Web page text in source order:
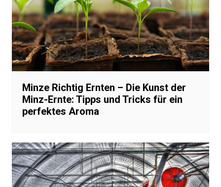
Minze Richtig Ernten – Die Kunst der
Minz-Ernte: Tipps und Tricks für ein
perfektes Aroma